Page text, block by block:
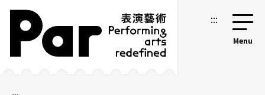
跳到主要內容區塊
網站導覽 :::